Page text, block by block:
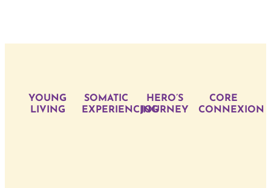
YOUNG
LIVING
SOMATIC
EXPERIENCING
HERO’S
JOURNEY
CORE
CONNEXION